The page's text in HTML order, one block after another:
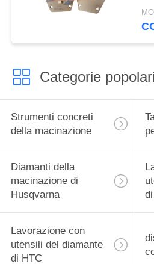
Categorie popolari
Strumenti concreti
della macinazione
Diamanti della
macinazione di
Husqvarna
Lavorazione con
utensili del diamante
di HTC